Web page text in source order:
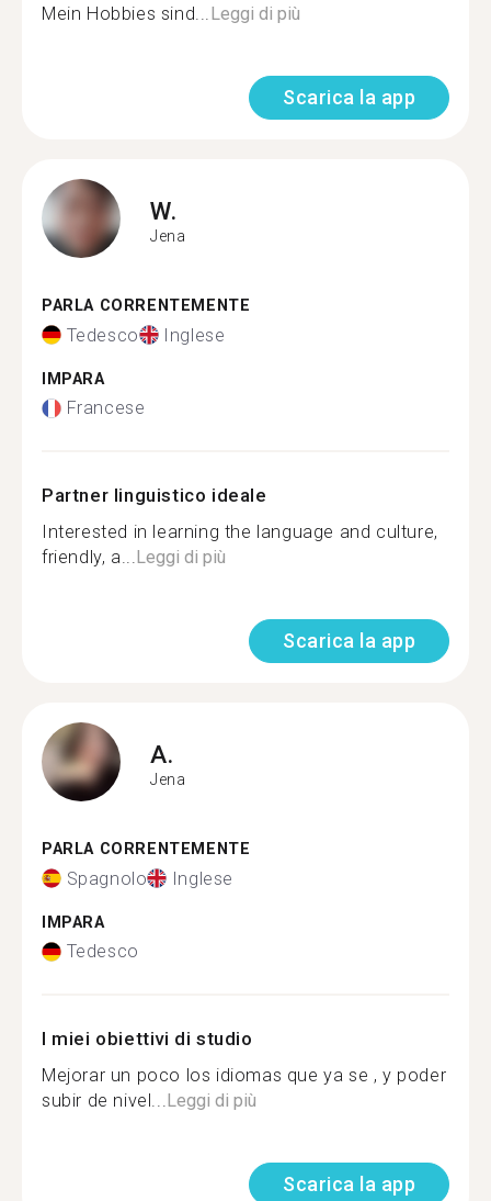
Mein Hobbies sind...Leggi di più
Scarica la app
W.
Jena
PARLA CORRENTEMENTE
Tedesco Inglese
IMPARA
Francese
Partner linguistico ideale
Interested in learning the language and culture,
friendly, a...Leggi di più
Scarica la app
A.
Jena
PARLA CORRENTEMENTE
Spagnolo Inglese
IMPARA
Tedesco
I miei obiettivi di studio
Mejorar un poco los idiomas que ya se , y poder
subir de nivel...Leggi di più
Scarica la app